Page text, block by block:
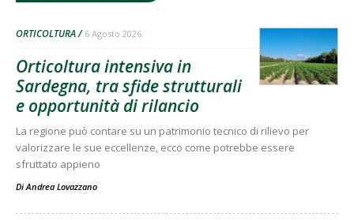
ORTICOLTURA 6 Agosto 2026
Orticoltura intensiva in
Sardegna, tra sfide strutturali
e opportunità di rilancio
La regione può contare su un patrimonio tecnico di rilievo per
valorizzare le sue eccellenze, ecco come potrebbe essere
sfruttato appieno
DiAndrea Lovazzano